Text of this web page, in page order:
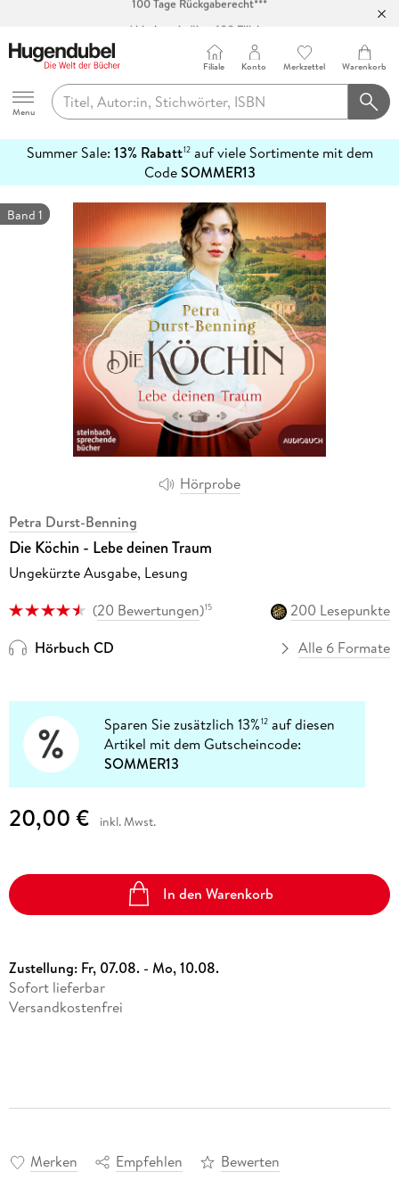
Abholung in über 100 Filialen
Hugendubel
Menu
Filiale Konto Merkzettel Warenkorb
Summer Sale: 13% Rabatt12auf viele Sortimente mit dem
CodeSOMMER13
erfahren
Hörprobe
Band 1
Petra Durst-Benning
Die Köchin - Lebe deinen Traum
Ungekürzte Ausgabe, Lesung
(20 Bewertungen)15
200 Lesepunkte
Hörbuch CD
Alle 6 Formate
Sparen Sie zusätzlich 13%12 auf diesen
Artikel mit dem Gutscheincode:
SOMMER13
20,00 € inkl. Mwst.
In den Warenkorb
Zustellung: Fr, 07.08. - Mo, 10.08.
Sofort lieferbar
Versandkostenfrei
Merken Empfehlen Bewerten